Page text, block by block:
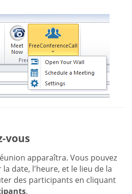
vous
apparaîtra. Vous pouvez
date, l'heure, et le lieu de la
des participants en cliquant
.